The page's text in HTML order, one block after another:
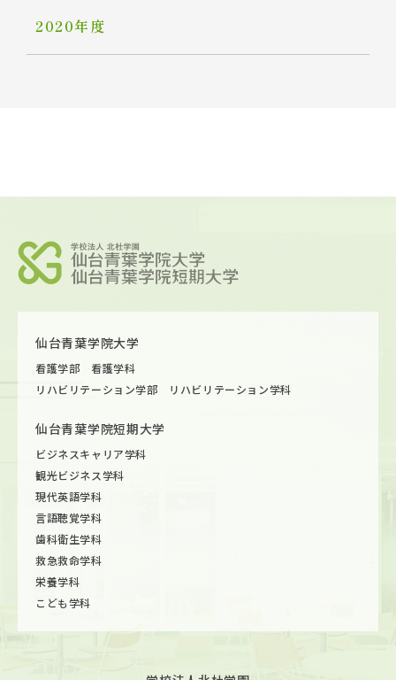
2020年度
仙台青葉学院大学
看護学部 看護学科
リハビリテーション学部 リハビリテーション学科
仙台青葉学院短期大学
ビジネスキャリア学科
観光ビジネス学科
現代英語学科
言語聴覚学科
歯科衛生学科
救急救命学科
栄養学科
こども学科